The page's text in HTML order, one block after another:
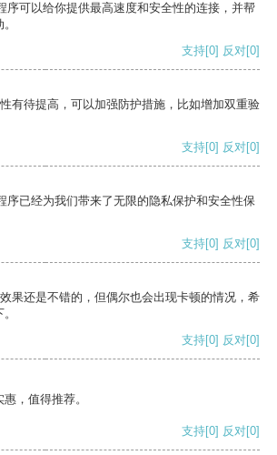
序可以给你提供最高速度和安全性的连接，并帮
支持[0] 反对[0]
有待提高，可以加强防护措施，比如增加双重验
支持[0] 反对[0]
序已经为我们带来了无限的隐私保护和安全性保
支持[0] 反对[0]
果还是不错的，但偶尔也会出现卡顿的情况，希
支持[0] 反对[0]
，值得推荐。
支持[0] 反对[0]